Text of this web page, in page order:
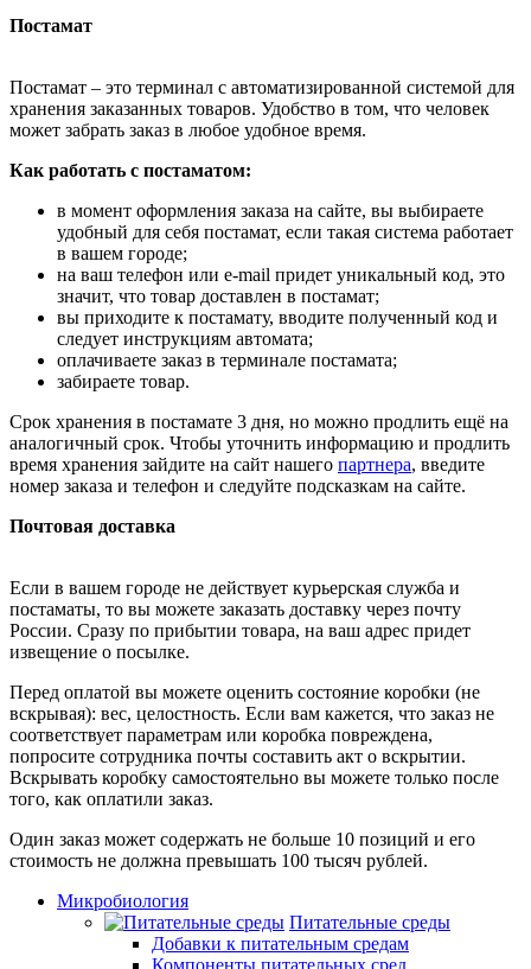
Постамат
Постамат – это терминал с автоматизированной системой для
хранения заказанных товаров. Удобство в том, что человек
может забрать заказ в любое удобное время.
Как работать с постаматом:
в момент оформления заказа на сайте, вы выбираете
удобный для себя постамат, если такая система работает
в вашем городе;
на ваш телефон или e-mail придет уникальный код, это
значит, что товар доставлен в постамат;
вы приходите к постамату, вводите полученный код и
следует инструкциям автомата;
оплачиваете заказ в терминале постамата;
забираете товар.
Срок хранения в постамате 3 дня, но можно продлить ещё на
аналогичный срок. Чтобы уточнить информацию и продлить
время хранения зайдите на сайт нашего партнера, введите
номер заказа и телефон и следуйте подсказкам на сайте.
Почтовая доставка
Если в вашем городе не действует курьерская служба и
постаматы, то вы можете заказать доставку через почту
России. Сразу по прибытии товара, на ваш адрес придет
извещение о посылке.
Перед оплатой вы можете оценить состояние коробки (не
вскрывая): вес, целостность. Если вам кажется, что заказ не
соответствует параметрам или коробка повреждена,
попросите сотрудника почты составить акт о вскрытии.
Вскрывать коробку самостоятельно вы можете только после
того, как оплатили заказ.
Один заказ может содержать не больше 10 позиций и его
стоимость не должна превышать 100 тысяч рублей.
Микробиология
Питательные среды
Добавки к питательным средам
Компоненты питательных сред